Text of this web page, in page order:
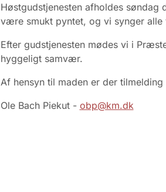
Høstgudstjenesten afholdes søndag
være smukt pyntet, og vi synger
Efter gudstjenesten mødes vi i
hyggeligt samvær.
Af hensyn til maden er der
Ole Bach Piekut - obp@km.dk